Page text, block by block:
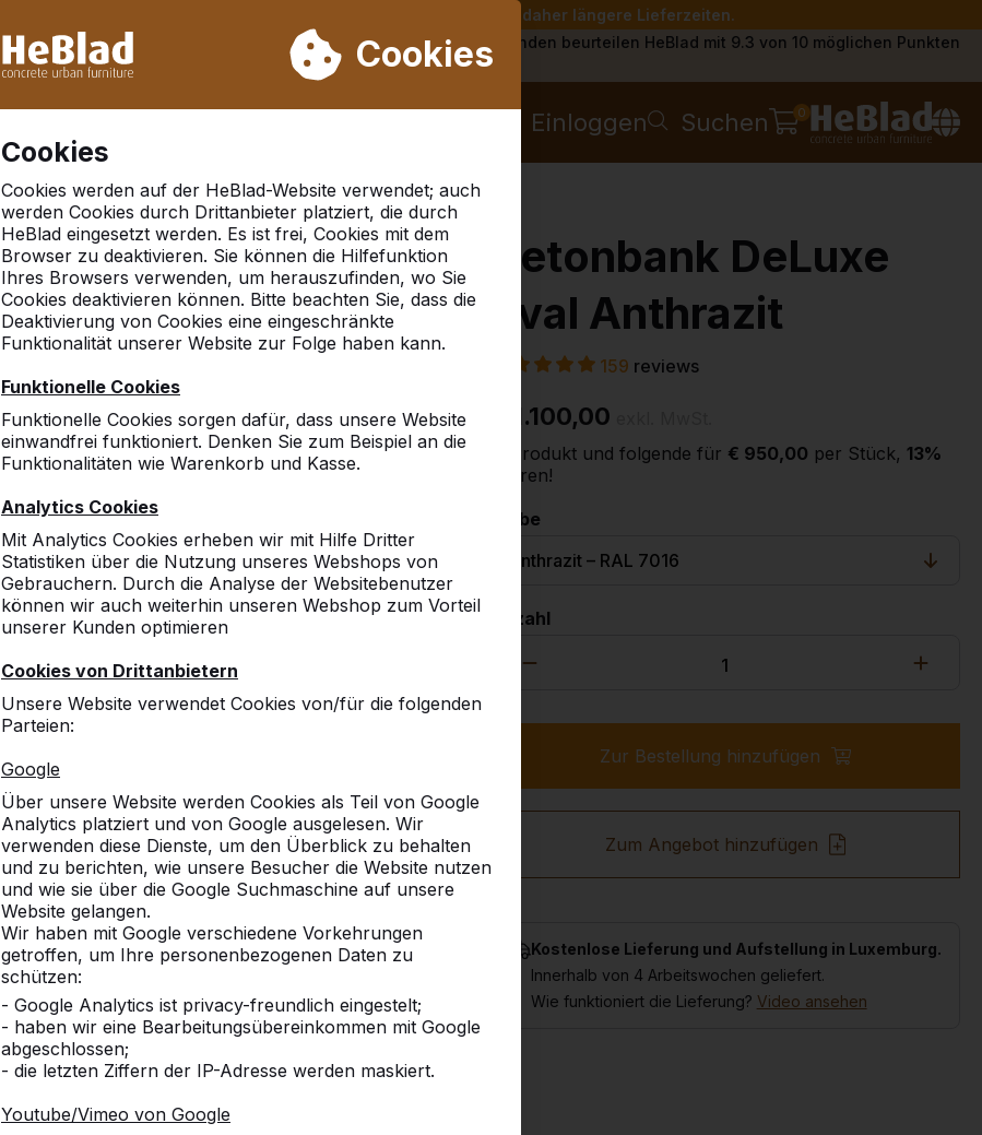
wir von Woche 31 bis Woche 33 nicht. Bitte berücksichtigen Sie daher längere Lieferzeiten.
Cookies
Cookies
Cookies werden auf der HeBlad-Website verwendet; auch
werden Cookies durch Drittanbieter platziert, die durch
HeBlad eingesetzt werden. Es ist frei, Cookies mit dem
Browser zu deaktivieren. Sie können die Hilfefunktion
Ihres Browsers verwenden, um herauszufinden, wo Sie
Cookies deaktivieren können. Bitte beachten Sie, dass die
Deaktivierung von Cookies eine eingeschränkte
Funktionalität unserer Website zur Folge haben kann.
Funktionelle Cookies
Funktionelle Cookies sorgen dafür, dass unsere Website
einwandfrei funktioniert. Denken Sie zum Beispiel an die
Funktionalitäten wie Warenkorb und Kasse.
Analytics Cookies
Mit Analytics Cookies erheben wir mit Hilfe Dritter
Statistiken über die Nutzung unseres Webshops von
Gebrauchern. Durch die Analyse der Websitebenutzer
können wir auch weiterhin unseren Webshop zum Vorteil
unserer Kunden optimieren
Cookies von Drittanbietern
Unsere Website verwendet Cookies von/für die folgenden
Parteien:
Google
Über unsere Website werden Cookies als Teil von Google
Analytics platziert und von Google ausgelesen. Wir
verwenden diese Dienste, um den Überblick zu behalten
und zu berichten, wie unsere Besucher die Website nutzen
und wie sie über die Google Suchmaschine auf unsere
Website gelangen.
Wir haben mit Google verschiedene Vorkehrungen
getroffen, um Ihre personenbezogenen Daten zu
schützen:
- Google Analytics ist privacy-freundlich eingestelt;
- haben wir eine Bearbeitungsübereinkommen mit Google
abgeschlossen;
- die letzten Ziffern der IP-Adresse werden maskiert.
Youtube/Vimeo von Google
mehr als 30.000 Produkten verkauft
Kunden beurteilen HeBlad mit 9.3 von 10 möglichen Punkten
Einloggen Suchen 0
Betonbank DeLuxe
oval Anthrazit
159 reviews
€ 1.100,00
2. Produkt und folgende für € 950,00 per Stück, 13%
sparen!
Farbe
Anzahl
Zur Bestellung hinzufügen
Zum Angebot hinzufügen
Kostenlose Lieferung und Aufstellung in Luxemburg.
Innerhalb von 4 Arbeitswochen geliefert.
Wie funktioniert die Lieferung? Video ansehen
gekauft Vergleichbare Produkte